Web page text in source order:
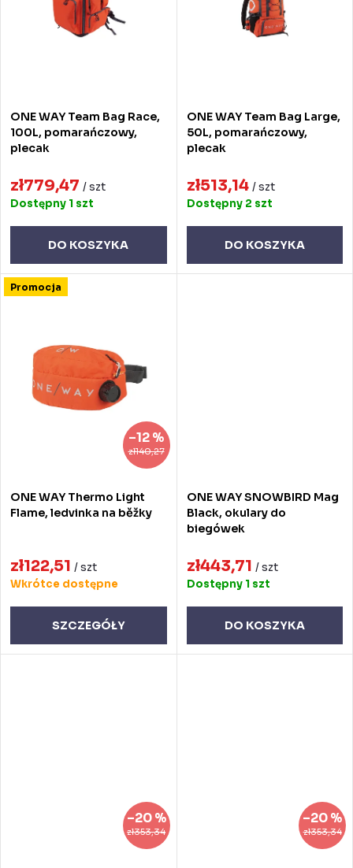
p
r
o
k
t
d
u
k
w
ONE WAY Team Bag Race,
100L, pomarańczowy,
plecak
zł779,47 / szt
Dostępny 1 szt
DO KOSZYKA
ONE WAY Team Bag Large,
50L, pomarańczowy,
plecak
zł513,14 / szt
Dostępny 2 szt
DO KOSZYKA
Promocja
zł140,27
–12 %
ONE WAY Thermo Light
Flame, ledvinka na běžky
zł122,51 / szt
Wkrótce dostępne
SZCZEGÓŁY
ONE WAY SNOWBIRD Mag
Black, okulary do
biegówek
zł443,71 / szt
Dostępny 1 szt
DO KOSZYKA
zł353,34
–20 %
zł353,34
–20 %